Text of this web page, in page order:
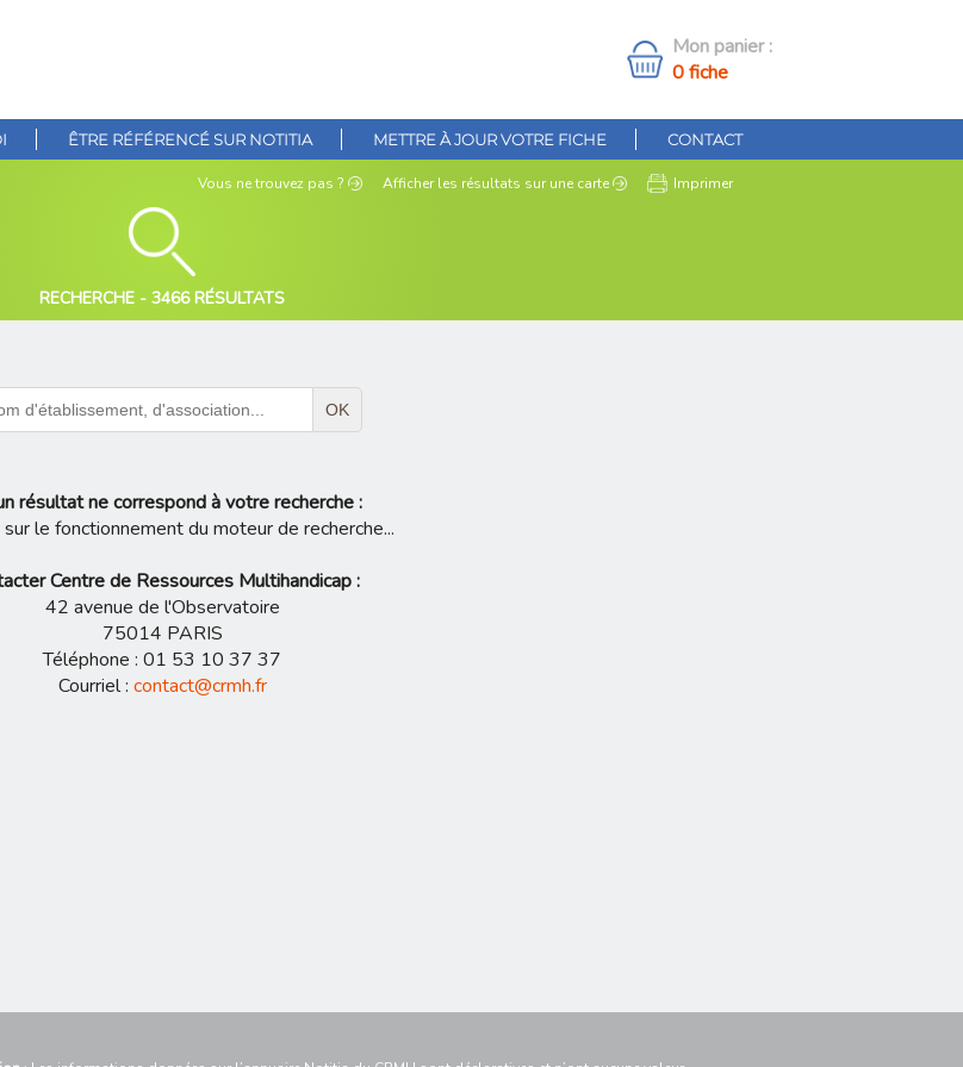
Mon panier :
0 fiche
ÊTRE RÉFÉRENCÉ SUR NOTITIA METTRE À JOUR VOTRE FICHE CONTACT
Vous netrouvez pas ? Afficher les résultats sur une carte Imprimer
RECHERCHE - 3466 RÉSULTATS
OK
résultat ne correspond à votre recherche :
le fonctionnement du moteur de recherche...
Centre de Ressources Multihandicap:
42 avenue de l'Observatoire
75014 PARIS
Téléphone : 01 53 10 37 37
Courriel : contact@crmh.fr